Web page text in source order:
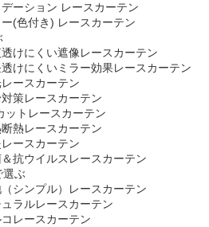
ーション レースカーテン
(色付き) レースカーテン
けにくい遮像レースカーテン
けにくいミラー効果レースカーテン
ースカーテン
策レースカーテン
ットレースカーテン
熱レースカーテン
ースカーテン
抗ウイルスレースカーテン
選ぶ
シンプル）レースカーテン
ラルレースカーテン
コレースカーテン